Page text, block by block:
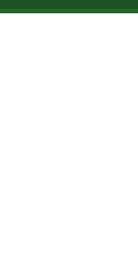
Skip to main content